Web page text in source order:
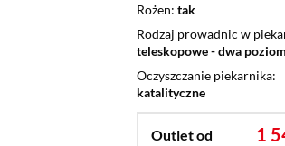
Rożen tak
Rodzaj prowadnic w
teleskopowe - dwa
Oczyszczanie piekarnika
katalityczne
Outlet od 1